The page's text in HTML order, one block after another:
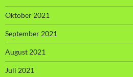
Oktober 2021
September 2021
August 2021
Juli 2021